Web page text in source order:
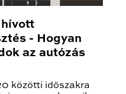
hívott
- Hogyan
az autózás
közötti időszakra